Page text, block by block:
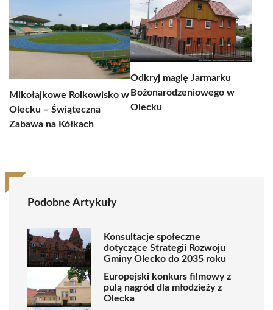
Mikołajkowe Rolkowisko w
Olecku – Świąteczna
Zabawa na Kółkach
Odkryj magię Jarmarku
Bożonarodzeniowego w
Olecku
Podobne Artykuły
Konsultacje społeczne
dotyczące Strategii Rozwoju
Gminy Olecko do 2035 roku
Europejski konkurs filmowy z
pulą nagród dla młodzieży z
Olecka